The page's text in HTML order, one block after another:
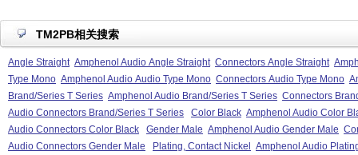
TM2PB相关搜索
Angle Straight Amphenol Audio Angle Straight Connectors Angle Straight
Type Mono Amphenol Audio Audio Type Mono Connectors Audio Type Mono
Brand/Series T Series Amphenol Audio Brand/Series T Series Connectors
Audio Connectors Brand/Series T Series
Color Black Amphenol Audio Color
Audio Connectors Color Black
Gender Male Amphenol Audio Gender Male
Audio Connectors Gender Male
Plating, Contact Nickel
Amphenol Audio